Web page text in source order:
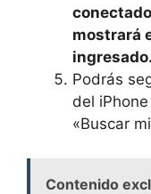
‌mostrará
ingresado.
Podrás
del
«Buscar
Contenido